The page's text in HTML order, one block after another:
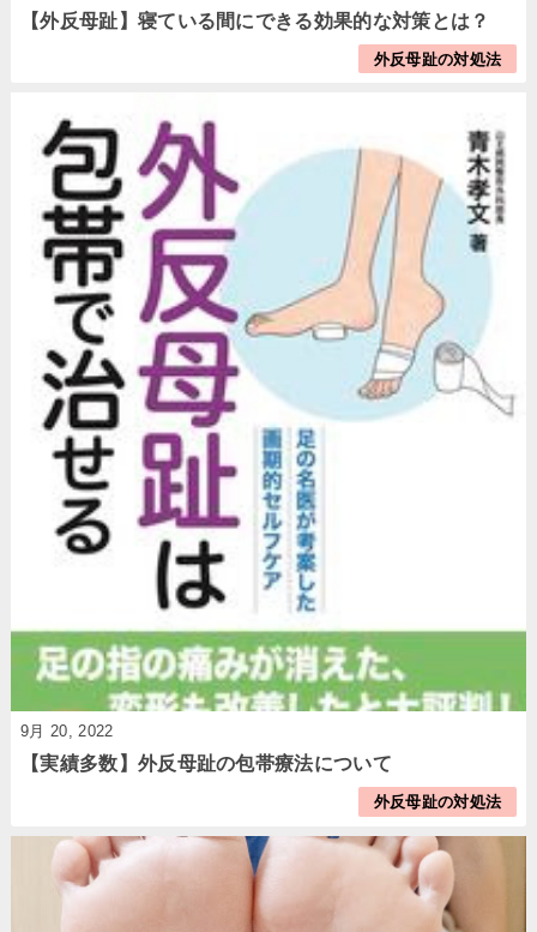
【外反母趾】寝ている間にできる効果的な対策とは？
外反母趾の対処法
9月 20, 2022
【実績多数】外反母趾の包帯療法について
外反母趾の対処法